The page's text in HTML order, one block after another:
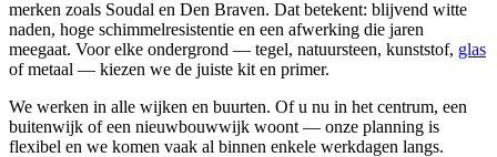
merken zoals Soudal en Den Braven. Dat betekent: blijvend witte
naden, hoge schimmelresistentie en een afwerking die jaren
meegaat. Voor elke ondergrond — tegel, natuursteen, kunststof, glas
of metaal — kiezen we de juiste kit en primer.
We werken in alle wijken en buurten. Of u nu in het centrum, een
buitenwijk of een nieuwbouwwijk woont — onze planning is
flexibel en we komen vaak al binnen enkele werkdagen langs.